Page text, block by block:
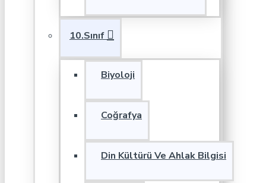
10.Sınıf
Biyoloji
Coğrafya
Din Kültürü Ve Ahlak Bilgisi